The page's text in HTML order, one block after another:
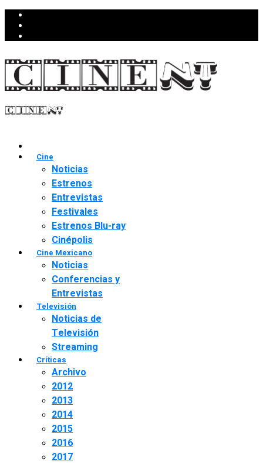
Cine
Noticias
Estrenos
Entrevistas
Festivales
Estrenos Blu-ray
Cinépolis
Cine Mexicano
Noticias
Conferencias y
Entrevistas
Televisión
Noticias de
Televisión
Streaming
Críticas
Archivo
2012
2013
2014
2015
2016
2017